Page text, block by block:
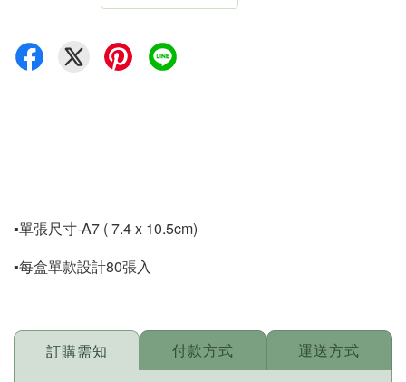
▪️單張尺寸-A7 ( 7.4 x 10.5cm)
▪️每盒單款設計80張入
訂購需知 付款方式 運送方式